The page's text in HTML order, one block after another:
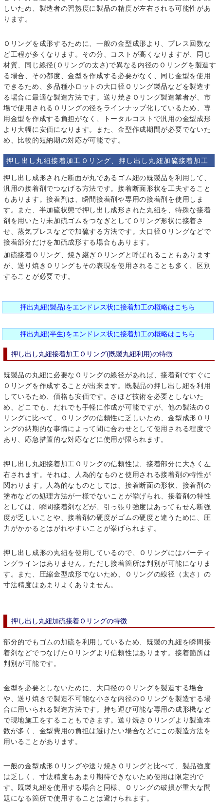
しいため、製造者の習熟度に製品の精度が左右される可能性があ
ります。
Ｏリングを成形するために、一般の金型成形より、プレス回数な
ど工程が多くなります。その分、コストが高くなりますが、同じ
材質、同じ線径(Ｏリングの太さ)で異なる内径のＯリングを製造す
る場合、その都度、金型を作成する必要がなく、同じ金型を使用
できるため、多品種小ロットの大口径Ｏリング製品などを製造す
る場合に最適な製造方法です。送り焼きＯリング製造業者が、市
場で使用されるＯリングの径をラインナップ化しているため、専
用金型を作成する負担がなく、トータルコストで汎用の金型成形
より大幅に安価になります。また、金型作成期間が必要でないた
め、比較的短納期の対応が可能です。
押し出し丸紐接着加工Ｏリング、押し出し丸紐加硫接着加工
押し出し成形された断面が丸であるゴム紐の既製品を利用して、
汎用の接着剤でつなげる方法です。接着断面形状を工夫すること
もあります。接着剤は、瞬間接着剤や専用の接着剤を使用しま
す。また、半加硫状態で押し出し成形された丸紐を、特殊な接着
剤を用いたり未加硫ゴムをつなぎとしてＯリング形状に接着さ
せ、蒸気プレスなどで加硫する方法です。大口径Ｏリングなどで
接着部分だけを加硫成形する場合もあります。
加硫接着Ｏリング、焼き継ぎＯリングと呼ばれることもあります
が、送り焼きＯリングもその表現を使用されることも多く、区別
することが必要です。
押出丸紐(製品)をエンドレス状に接着加工の概略はこちら
押出丸紐(半生)をエンドレス状に接着加工の概略はこちら
押し出し丸紐接着加工Ｏリング(既製丸紐利用)の特徴
既製品の丸紐に必要なＯリングの線径があれば、接着剤ですぐに
Ｏリングを作成することが出来ます。既製品の押し出し紐を利用
しているため、価格も安価です。さほど技術を必要としないた
め、どこでも、だれでも手軽に作成が可能ですが、他の製法のＯ
リングに比べて、Ｏリングの信頼性に乏しいため、金型成形Ｏリ
ングの納期的な事情によって間に合わせとして使用される程度で
あり、応急措置的な対応などに使用が限られます。
押し出し丸紐接着加工Ｏリングの信頼性は、接着部分に大きく左
右されます。それは、人為的なものと使用される接着剤の特性が
関わります。人為的なものとしては、接着断面の形状、接着剤の
塗布などの処理方法が一様でないことが挙げられ、接着剤の特性
としては、瞬間接着剤などが、引っ張り強度はあってもせん断強
度が乏しいことや、接着剤の硬度がゴムの硬度と違うために、圧
力がかかるとはがれやすいことが挙げられます。
押し出し成形の丸紐を使用しているので、Ｏリングにはパーティ
ングラインはありません。ただし接着箇所は判別が可能になりま
す。また、圧縮金型成形でないため、Ｏリングの線径（太さ）の
寸法精度はあまりよくありません。
押し出し丸紐加硫接着Ｏリングの特徴
部分的でもゴムの加硫を利用しているため、既製の丸紐を瞬間接
着剤などでつなげたＯリングより信頼性はあります。接着箇所は
判別が可能です。
金型を必要としないために、大口径のＯリングを製造する場合
や、送り焼きで製造不可能な小さな内径のＯリングを製造する場
合に用いられる製造方法です。持ち運び可能な専用の成形機など
で現地施工をすることもできます。送り焼きＯリングより製造本
数が多く、金型費用の負担は避けたい場合などにこの製造方法を
用いることがあります。
一般の金型成形Ｏリングや送り焼きＯリングと比べて、製品強度
は乏しく、寸法精度もあまり期待できないため使用は限定的で
す。既製丸紐を使用する場合と同様、Ｏリングの破損が重大な問
題になる箇所で使用することは避けられます。